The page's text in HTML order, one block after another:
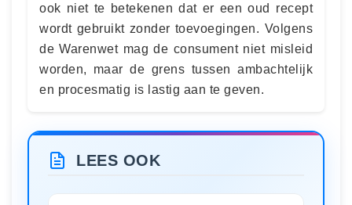
ook niet te betekenen dat er een oud recept
wordt gebruikt zonder toevoegingen. Volgens
de Warenwet mag de consument niet misleid
worden, maar de grens tussen ambachtelijk
en procesmatig is lastig aan te geven.
LEES OOK